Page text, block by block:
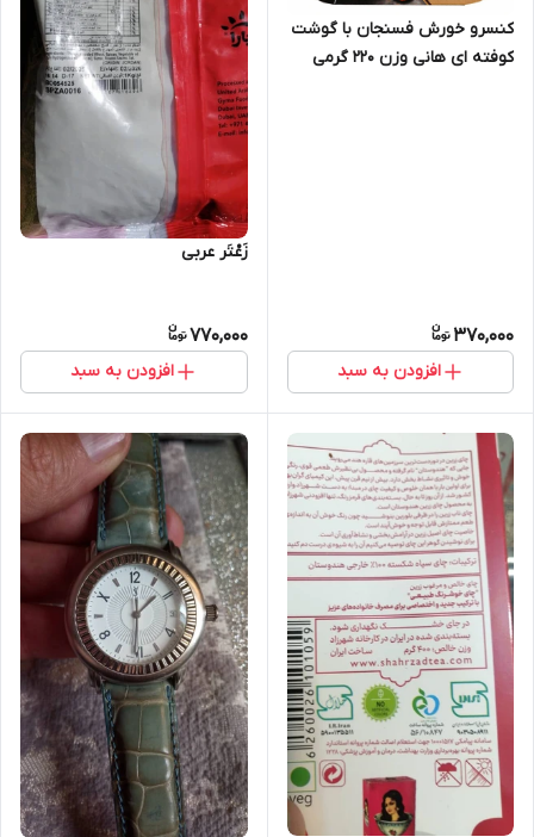
کنسرو خورش فسنجان با گوشت
کوفته ای هانی وزن 220 گرمی
370,000
افزودن به سبد
زَعْتَر عربی
770,000
افزودن به سبد